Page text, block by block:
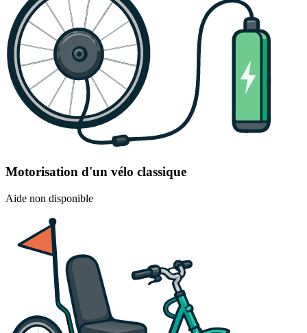
Motorisation d'un vélo classique
Aide non disponible